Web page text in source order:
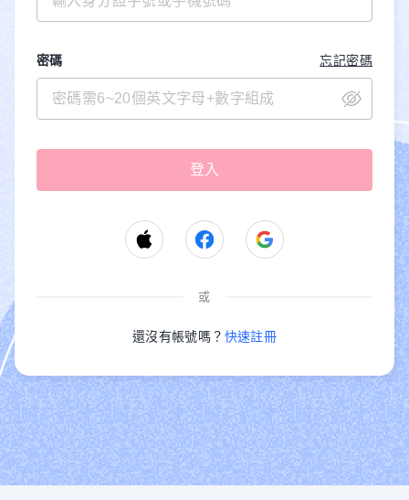
密碼 忘記密碼
或
還沒有帳號嗎？ 快速註冊